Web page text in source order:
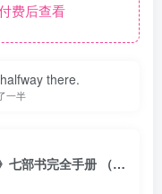
费后查看
there.
一半
《地球编年史》指南 ：《地球编年史》七部书完全手册 （epub+mobi+azw3+pdf）